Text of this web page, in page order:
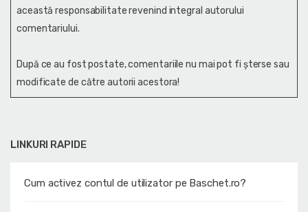
LINKURI RAPIDE
Cum activez contul de utilizator pe Baschet.ro?
această responsabilitate revenind integral autorului
comentariului.
După ce au fost postate, comentariile nu mai pot fi șterse sau
modificate de către autorii acestora!